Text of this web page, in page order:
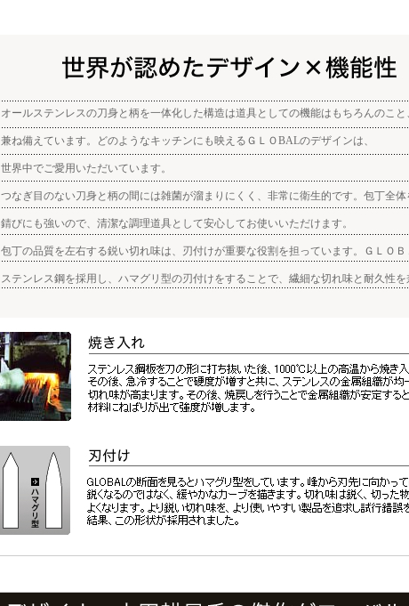
オールステンレスの刀身と柄を一体化した構造は道具としての機能はもちろんのこ
兼ね備えています。どのようなキッチンにも映えるＧＬＯBALのデザインは、
世界中でご愛用いただいています。
つなぎ目のない刀身と柄の間には雑菌が溜まりにくく、非常に衛生的です。包丁全体
錆びにも強いので、清潔な調理道具として安心してお使いいただけます。
包丁の品質を左右する鋭い切れ味は、刃付けが重要な役割を担っています。ＧＬＯ
ステンレス鋼を採用し、ハマグリ型の刃付けをすることで、繊細な切れ味と耐久性を